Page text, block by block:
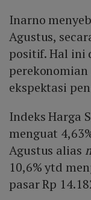
Inarno
Agustus,
positif. Hal ini
ekspektasi
Indeks Harga
menguat
Agustus alias
10,6% ytd
pasar Rp